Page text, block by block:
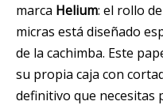
marca Helium: el rollo de
micras está diseñado
de la cachimba. Este
su propia caja con
definitivo que necesitas